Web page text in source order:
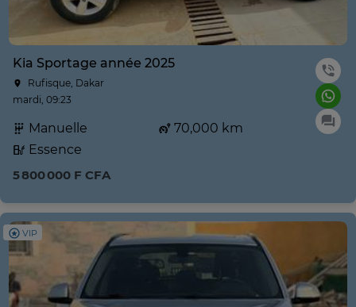
Kia Sportage année 2025
Rufisque, Dakar
mardi, 09:23
Manuelle
70,000 km
Essence
5 800 000 F CFA
VIP